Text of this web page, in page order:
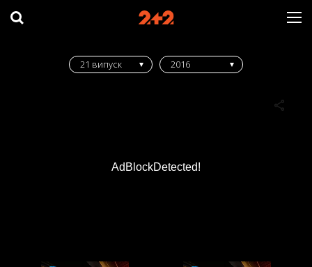
AdBlockDetected!
21 випуск 2016